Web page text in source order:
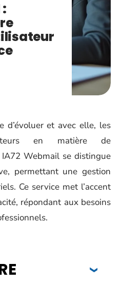
d’évoluer et avec elle, les
en matière de
Webmail se distingue
permettant une gestion
Ce service met l’accent
répondant aux besoins